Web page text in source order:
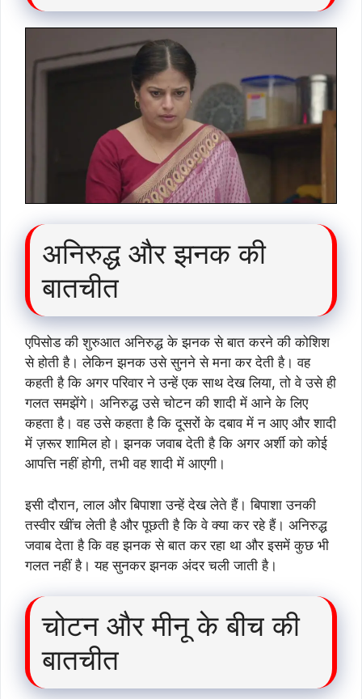
अनिरुद्ध और झनक की
बातचीत
एपिसोड की शुरुआत अनिरुद्ध के झनक से बात करने की कोशिश
से होती है। लेकिन झनक उसे सुनने से मना कर देती है। वह
कहती है कि अगर परिवार ने उन्हें एक साथ देख लिया, तो वे उसे ही
गलत समझेंगे। अनिरुद्ध उसे चोटन की शादी में आने के लिए
कहता है। वह उसे कहता है कि दूसरों के दबाव में न आए और शादी
में ज़रूर शामिल हो। झनक जवाब देती है कि अगर अर्शी को कोई
आपत्ति नहीं होगी, तभी वह शादी में आएगी।
इसी दौरान, लाल और बिपाशा उन्हें देख लेते हैं। बिपाशा उनकी
तस्वीर खींच लेती है और पूछती है कि वे क्या कर रहे हैं। अनिरुद्ध
जवाब देता है कि वह झनक से बात कर रहा था और इसमें कुछ भी
गलत नहीं है। यह सुनकर झनक अंदर चली जाती है।
चोटन और मीनू के बीच की
बातचीत